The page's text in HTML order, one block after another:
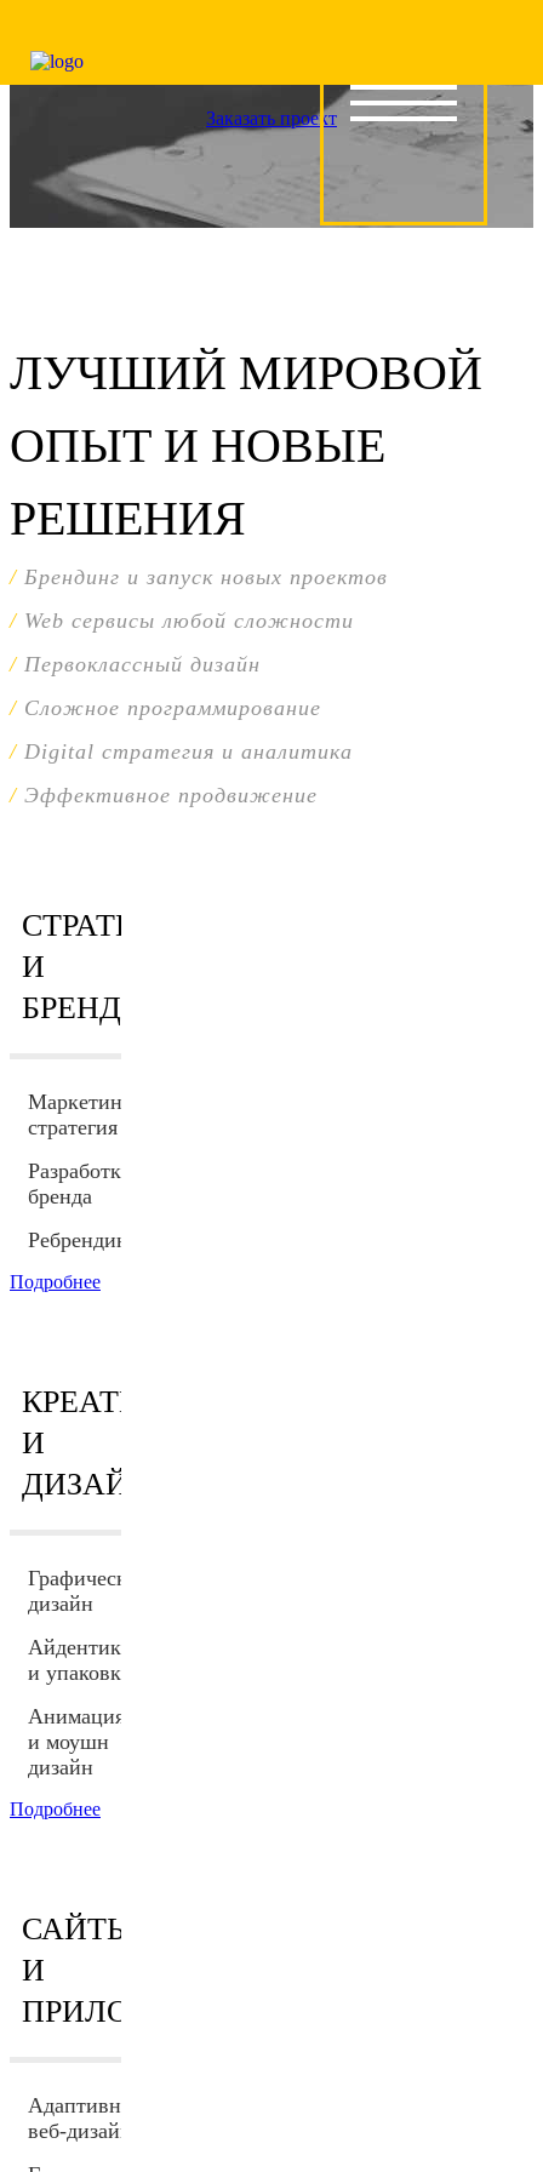
Заказать проект
ЛУЧШИЙ МИРОВОЙ
ОПЫТ И НОВЫЕ
РЕШЕНИЯ
Брендинг и запуск новых проектов
Web сервисы любой сложности
Первоклассный дизайн
Сложное программирование
Digital стратегия и аналитика
Эффективное продвижение
СТРАТЕГИЯ
И
БРЕНДИНГ
Маркетинговая
стратегия
Разработка
бренда
Ребрендинг
Подробнее
КРЕАТИВ
И
ДИЗАЙН
Графический
дизайн
Айдентика
и упаковка
Анимация
и моушн
дизайн
Подробнее
САЙТЫ
И
ПРИЛОЖЕНИЯ
Адаптивный
веб-дизайн